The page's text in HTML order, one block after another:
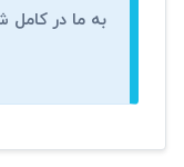
به ما در